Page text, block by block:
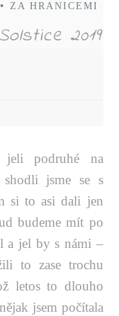
•
ZA HRANICEMI
2019
podruhé na
jsme se s
si to asi dali jen
budeme mít po
a jel by s námi –
to zase trochu
letos to dlouho
jsem počítala